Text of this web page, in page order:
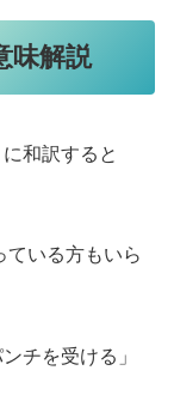
味解説
和訳すると
ている方もいら
チを受ける」